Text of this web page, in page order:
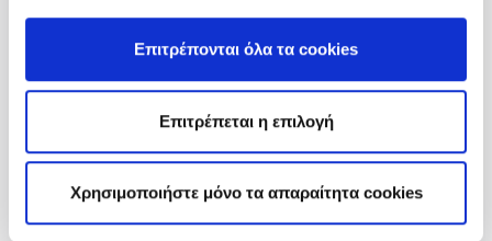
Επιτρέπονται όλα τα cookies
Επιτρέπεται η επιλογή
Χρησιμοποιήστε μόνο τα απαραίτητα cookies